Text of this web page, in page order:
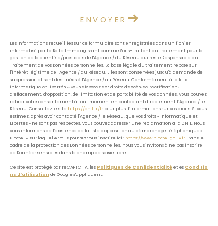
ENVOYER
Les informations recueillies sur ce formulaire sont enregistrées dans un fichier
informatisé par La Boite Immo agissant comme Sous-traitant du traitement pour la
gestion de la clientèle/prospects de l'Agence / du Réseau qui reste Responsable du
Traitement de vos Données personnelles. La base légale du traitement repose sur
l'intérêt légitime de l'Agence / du Réseau. Elles sont conservées jusqu'à demande de
suppression et sont destinées à l'Agence / au Réseau. Conformément à la loi «
informatique et libertés », vous disposez des droits d’accès, de rectification,
d’effacement, d’opposition, de limitation et de portabilité de vos données. Vous pouvez
retirer votre consentement à tout moment en contactant directement l’Agence / Le
Réseau. Consultez le site https://cnil.fr/fr pour plus d’informations sur vos droits. Si vous
estimez, après avoir contacté l'Agence / le Réseau, que vos droits « Informatique et
Libertés » ne sont pas respectés, vous pouvez adresser une réclamation à la CNIL. Nous
vous informons de l’existence de la liste d'opposition au démarchage téléphonique «
Bloctel », sur laquelle vous pouvez vous inscrire ici : https://www.bloctel.gouv.fr. Dans le
cadre de la protection des Données personnelles, nous vous invitons à ne pas inscrire
de Données sensibles dans le champ de saisie libre.
Ce site est protégé par reCAPTCHA, les Politiques de Confidentialitéet es Conditio
ns d'utilisation de Google s'appliquent.